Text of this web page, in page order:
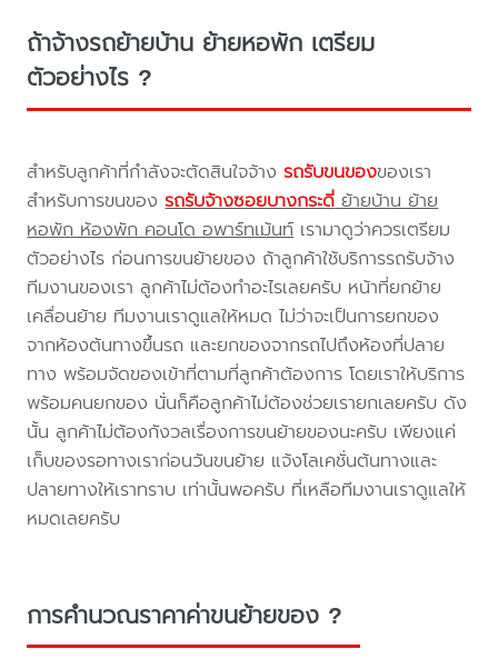
ถ้าจ้างรถย้ายบ้าน ย้ายหอพัก เตรียม
ตัวอย่างไร ?
สำหรับลูกค้าที่กำลังจะตัดสินใจจ้างรถรับขนของของเรา
สำหรับการขนของรถรับจ้างซอยบางกระดี่ย้ายบ้าน ย้าย
หอพัก ห้องพัก คอนโด อพาร์ทเม้นท์เรามาดูว่าควรเตรียม
ตัวอย่างไร ก่อนการขนย้ายของ ถ้าลูกค้าใช้บริการรถรับจ้าง
ทีมงานของเรา ลูกค้าไม่ต้องทำอะไรเลยครับ หน้าที่ยกย้าย
เคลื่อนย้าย ทีมงานเราดูแลให้หมด ไม่ว่าจะเป็นการยกของ
จากห้องต้นทางขึ้นรถ และยกของจากรถไปถึงห้องที่ปลาย
ทาง พร้อมจัดของเข้าที่ตามที่ลูกค้าต้องการ โดยเราให้บริการ
พร้อมคนยกของ นั่นก็คือลูกค้าไม่ต้องช่วยเรายกเลยครับ ดัง
นั้น ลูกค้าไม่ต้องกังวลเรื่องการขนย้ายของนะครับ เพียงแค่
เก็บของรอทางเราก่อนวันขนย้าย แจ้งโลเคชั่นต้นทางและ
ปลายทางให้เราทราบ เท่านั้นพอครับ ที่เหลือทีมงานเราดูแลให้
หมดเลยครับ
การคำนวณราคาค่าขนย้ายของ ?